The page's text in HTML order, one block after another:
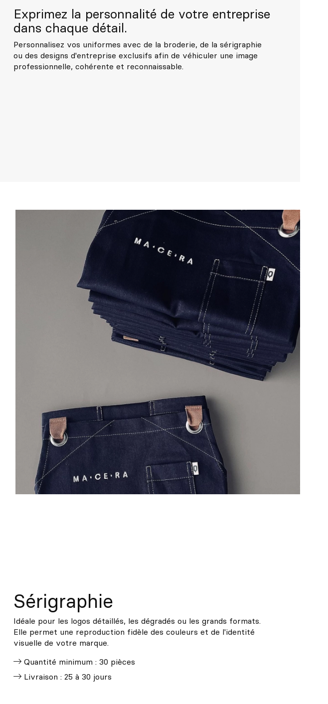
Exprimez la personnalité de votre entreprise
dans chaque détail.
Personnalisez vos uniformes avec de la broderie, de la sérigraphie
ou des designs d'entreprise exclusifs afin de véhiculer une image
professionnelle, cohérente et reconnaissable.
Sérigraphie
Idéale pour les logos détaillés, les dégradés ou les grands formats.
Elle permet une reproduction fidèle des couleurs et de l'identité
visuelle de votre marque.
Quantité minimum : 30 pièces
Livraison : 25 à 30 jours